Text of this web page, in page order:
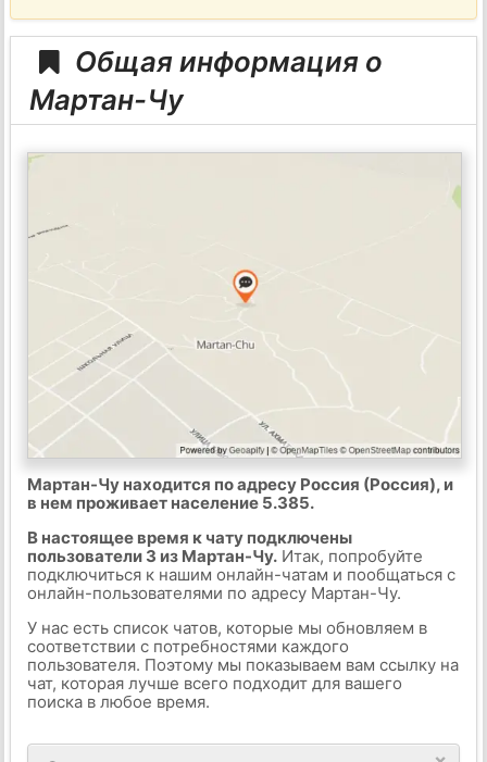
Общая информация о
Мартан-Чу
Мартан-Чу находится по адресу Россия (Россия), и
в нем проживает население 5.385.
В настоящее время к чату подключены
пользователи 3 из Мартан-Чу.Итак, попробуйте
подключиться к нашим онлайн-чатам и пообщаться с
онлайн-пользователями по адресу Мартан-Чу.
У нас есть список чатов, которые мы обновляем в
соответствии с потребностями каждого
пользователя. Поэтому мы показываем вам ссылку на
чат, которая лучше всего подходит для вашего
поиска в любое время.